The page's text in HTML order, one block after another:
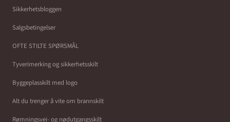
Sikkerhetsbloggen
Salgsbetingelser
OFTE STILTE SPØRSMÅL
Tyverimerking og sikkerhetsskilt
Byggeplasskilt med logo
Alt du trenger å vite om brannskilt
Rømningsvei- og nødutgangsskilt